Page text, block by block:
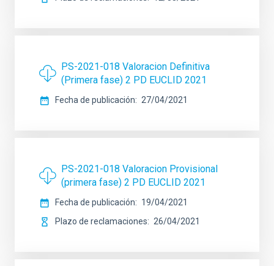
PS-2021-018 Valoracion Definitiva
(Primera fase) 2 PD EUCLID 2021
Fecha de publicación 27/04/2021
PS-2021-018 Valoracion Provisional
(primera fase) 2 PD EUCLID 2021
Fecha de publicación
19/04/2021
Plazo de reclamaciones
26/04/2021